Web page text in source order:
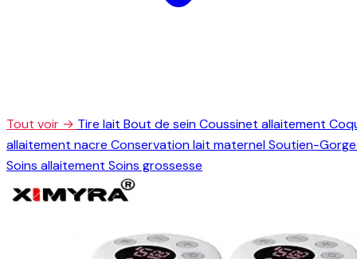
Tout voir → Tire lait Bout de seinCoussinet allaitement
allaitement nacre Conservation lait maternelSoutien-
Soins allaitement Soins grossesse